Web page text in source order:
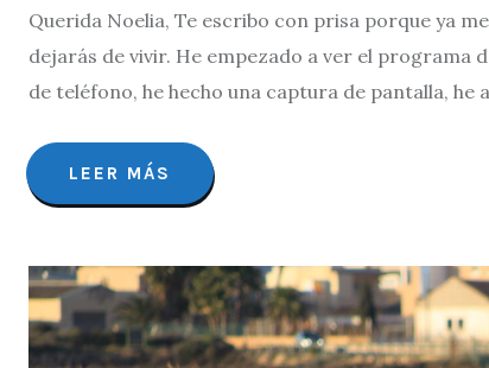
Querida Noelia, Te escribo con prisa porque ya
dejarás de vivir. He empezado a ver el programa
de teléfono, he hecho una captura de pantalla, he
LEER MÁS